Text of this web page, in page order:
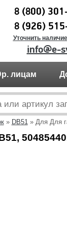
8 (800)
8 (926)
Уточнить
info@e-
лицам
» DB51» Для Для